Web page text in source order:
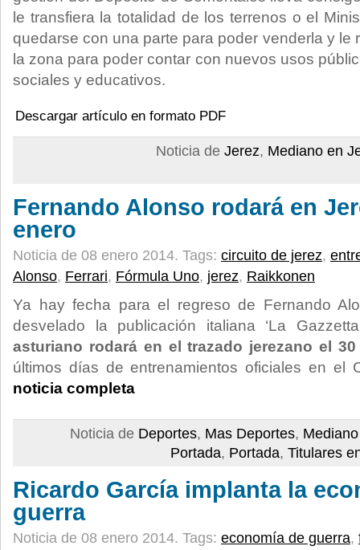
le transfiera la totalidad de los terrenos o el
quedarse con una parte para poder venderla y le
la zona para poder contar con nuevos usos
sociales y educativos.
Descargar artículo en formato PDF
Noticia de Jerez, Mediano en
Fernando Alonso rodará en
enero
Noticia de 08 enero 2014. Tags: circuito de jerez,
Alonso, Ferrari, Fórmula Uno, jerez, Raikkonen
Ya hay fecha para el regreso de Fernando
desvelado la publicación italiana ‘La
asturiano rodará en el trazado jerezano el
últimos días de entrenamientos oficiales en el
noticia completa
Noticia de Deportes, Mas Deportes,
Portada, Portada, Titulares
Ricardo García implanta la
guerra
Noticia de 08 enero 2014. Tags: economía de guerra,